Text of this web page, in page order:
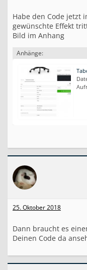
Habe den Code jetzt
gewünschte Effekt
Bild im Anhang
Anhänge:
25. Oktober 2018
Dann braucht es
Deinen Code da